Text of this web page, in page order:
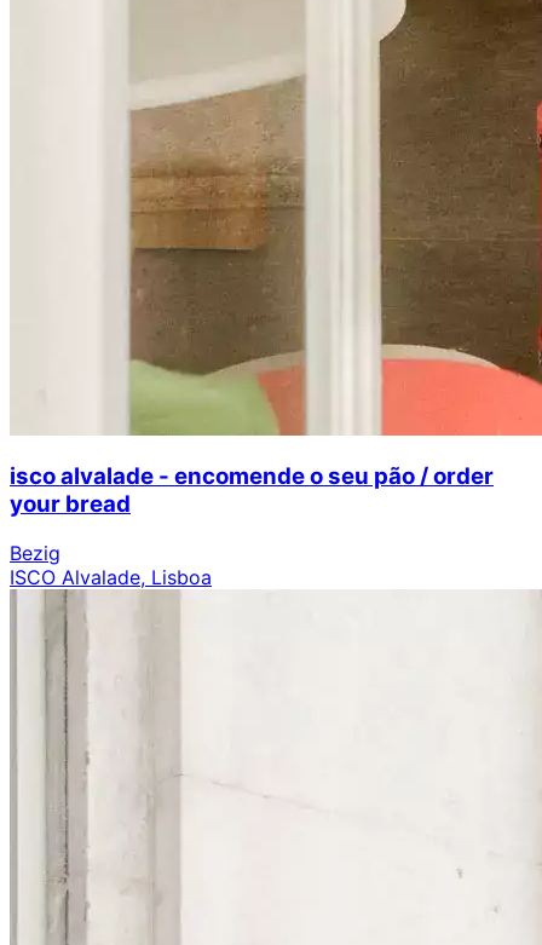
isco alvalade - encomende o seu pão / order
your bread
Bezig
ISCO Alvalade, Lisboa